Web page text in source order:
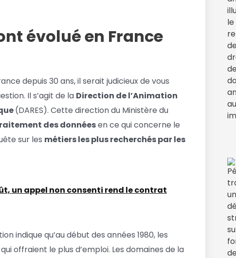
évolué en France
depuis 30 ans, il serait judicieux de vous
Il s’agit de la Direction de l’Animation
(DARES). Cette direction du Ministère du
des donnéesen ce qui concerne le
sur les métiers les plus recherchés par les
un appel non consenti rend le contrat
indique qu’au début des années 1980, les
offraient le plus d’emploi. Les domaines de la